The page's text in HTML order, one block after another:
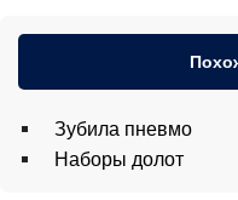
Зубила пневмо
Наборы долот